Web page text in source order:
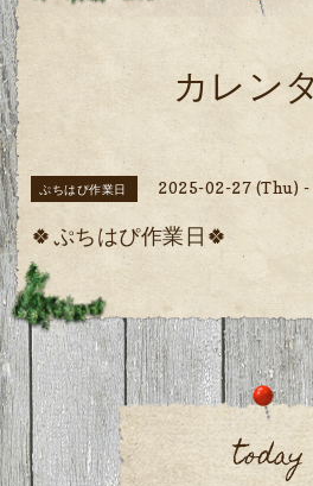
カレン
ぷちはぴ作業日 2025-02-27 (Thu)
🍀ぷちはぴ作業日🍀
today